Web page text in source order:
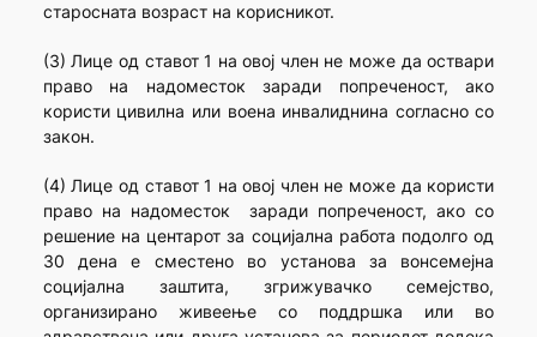
старосната возраст на корисникот.
(3) Лице од ставот 1 на овој член не може да оствари
право на надоместок заради попреченост, ако
користи цивилна или воена инвалиднина согласно со
закон.
(4) Лице од ставот 1 на овој член не може да користи
право на надоместок заради попреченост, ако со
решение на центарот за социјална работа подолго од
30 дена е сместено во установа за вонсемејна
социјална заштита, згрижувачко семејство,
организирано живеење со поддршка или во